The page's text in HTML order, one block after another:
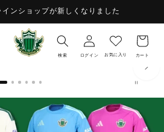
インショップが新しくなりました
検索 ログイン
ロ
グ
イ
お気に入り
お
気
に
入
カート
カ
ー
ト